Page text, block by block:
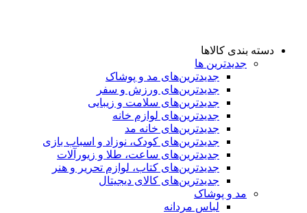
دسته بندی کالاها
جدیدترین ها
جدید‌ترین‌های مد و پوشاک
جدید‌ترین‌های ورزش و سفر
جدید‌ترین‌های سلامت و زیبایی
جدید‌ترین‌های لوازم خانه
جدیدترین‌های خانه مد
جدید‌ترین‌های کودک، نوزاد و اسباب بازی
جدید‌ترین‌های ساعت، طلا و زیورآلات
جدید‌ترین‌های کتاب، لوازم تحریر و هنر
جدید‌ترین‌های کالای دیجیتال
مد و پوشاک
لباس مردانه